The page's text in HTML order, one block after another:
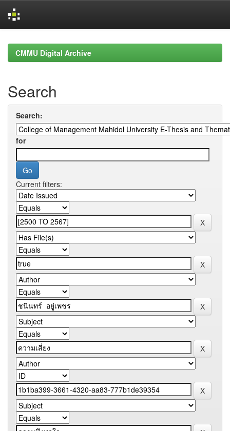
navigationCMMU Digital Archive
Search
Search:
for
Current filters: